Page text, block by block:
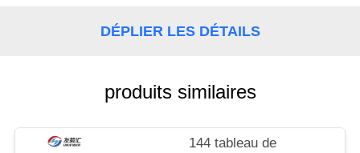
DU
DÉPLIER LES DÉTAILS
produits similaires
144 tableau de